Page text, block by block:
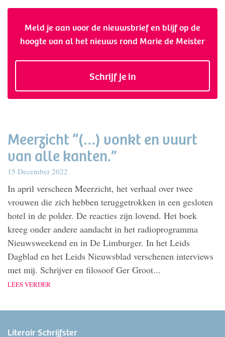
Meld je aan voor de nieuwsbrief en blijf op de
hoogte van al het nieuws rond Marie de Meister
Schrijf je in
Meerzicht “(…) vonkt en vuurt
van alle kanten.”
15 December 2022
In april verscheen Meerzicht, het verhaal over twee
vrouwen die zich hebben teruggetrokken in een gesloten
hotel in de polder. De reacties zijn lovend. Het boek
kreeg onder andere aandacht in het radioprogramma
Nieuwsweekend en in De Limburger. In het Leids
Dagblad en het Leids Nieuwsblad verschenen interviews
met mij. Schrijver en filosoof Ger Groot...
LEES VERDER
Literair Schrijfster